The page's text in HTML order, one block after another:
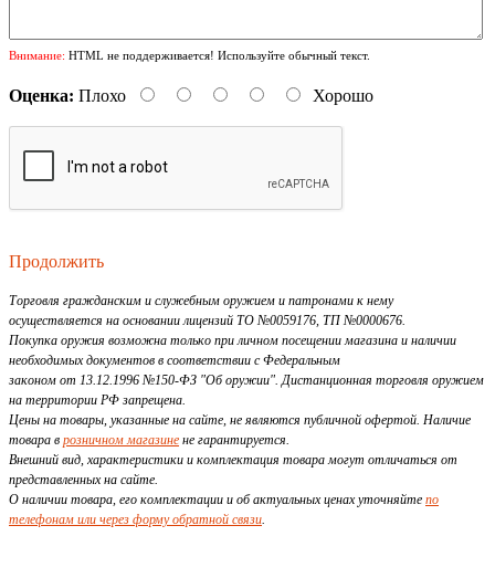
Внимание: HTML не поддерживается! Используйте обычный текст.
Оценка: Плохо Хорошо
Продолжить
Торговля гражданским и служебным оружием и патронами к нему
осуществляется на основании лицензий ТО №0059176, ТП №0000676.
Покупка оружия возможна только при личном посещении магазина и наличии
необходимых документов в соответствии с Федеральным
законом от 13.12.1996 №150-ФЗ "Об оружии". Дистанционная торговля оружием
на территории РФ запрещена.
Цены на товары, указанные на сайте, не являются публичной офертой. Наличие
товара в розничном магазине не гарантируется.
Внешний вид, характеристики и комплектация товара могут отличаться от
представленных на сайте.
О наличии товара, его комплектации и об актуальных ценах уточняйте по
телефонам или через форму обратной связи.